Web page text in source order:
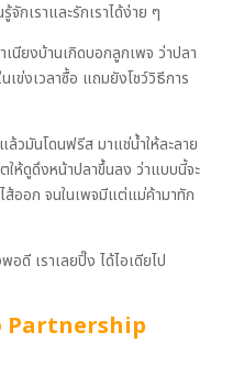
จักเราและรักเราได้ง่าย ๆ
นียงบ้านเกิดบอกลูกเพจ ว่าปลา
ข่งเวลาซื้อ แถมยังโชว์วิธีการ
วมันโดนฟรีส มาแช่น้ำให้ละลาย
ห้ดูดึงหน้าปลาขึ้นลง ว่าแบบนี้จะ
ส้ออก จนในเพจมีแต่แม่ค้ามาทัก
ดี เราเลยปิ๊ง ได้ไอเดียไป
Partnership